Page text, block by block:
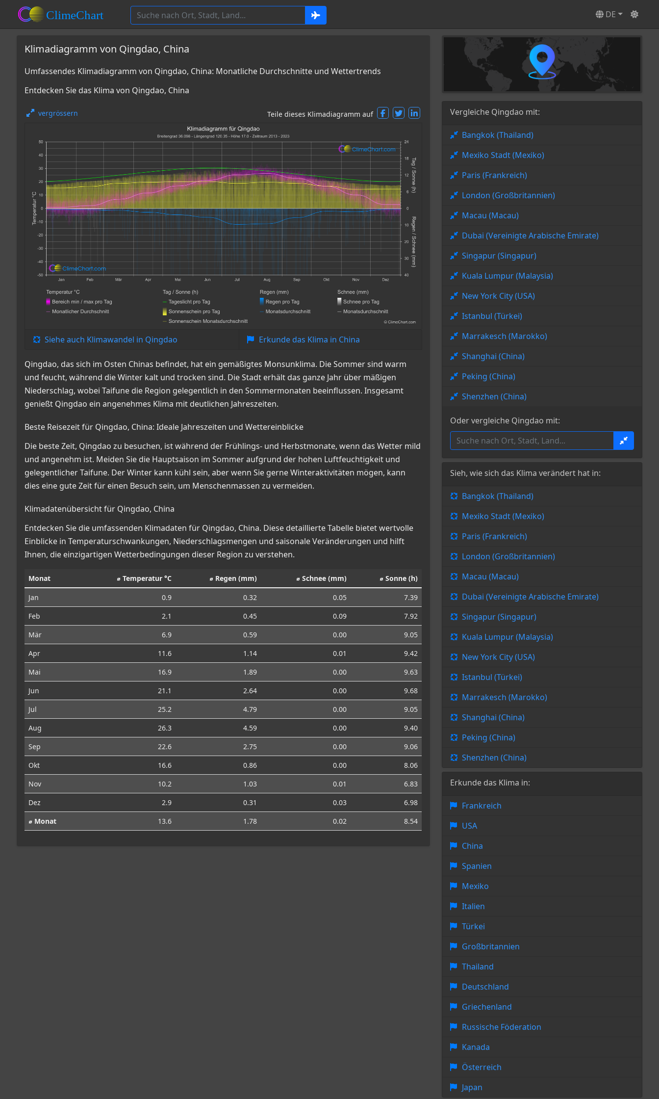
DE
Klimadiagramm von Qingdao, China
Umfassendes Klimadiagramm von Qingdao, China: Monatliche Durchschnitte und Wettertrends
Entdecken Sie das Klima von Qingdao, China
vergrössern Teile dieses Klimadiagramm auf
Siehe auch Klimawandel in Qingdao Erkunde das Klima in China
Qingdao, das sich im Osten Chinas befindet, hat ein gemäßigtes Monsunklima. Die Sommer sind warm
und feucht, während die Winter kalt und trocken sind. Die Stadt erhält das ganze Jahr über mäßigen
Niederschlag, wobei Taifune die Region gelegentlich in den Sommermonaten beeinflussen. Insgesamt
genießt Qingdao ein angenehmes Klima mit deutlichen Jahreszeiten.
Beste Reisezeit für Qingdao, China: Ideale Jahreszeiten und Wettereinblicke
Die beste Zeit, Qingdao zu besuchen, ist während der Frühlings- und Herbstmonate, wenn das Wetter mild
und angenehm ist. Meiden Sie die Hauptsaison im Sommer aufgrund der hohen Luftfeuchtigkeit und
gelegentlicher Taifune. Der Winter kann kühl sein, aber wenn Sie gerne Winteraktivitäten mögen, kann
dies eine gute Zeit für einen Besuch sein, um Menschenmassen zu vermeiden.
Klimadatenübersicht für Qingdao, China
Entdecken Sie die umfassenden Klimadaten für Qingdao, China. Diese detaillierte Tabelle bietet wertvolle
Einblicke in Temperaturschwankungen, Niederschlagsmengen und saisonale Veränderungen und hilft
Ihnen, die einzigartigen Wetterbedingungen dieser Region zu verstehen.
Monat ⌀ Temperatur °C ⌀ Regen (mm) ⌀ Schnee (mm) ⌀ Sonne (h)
Jan 0.9 0.32 0.05
7.39
Feb
2.1 0.45 0.09
7.92
Mär
6.9 0.59 0.00
9.05
Apr
11.6 1.14 0.01
9.42
Mai
16.9 1.89 0.00
9.63
Jun
21.1 2.64 0.00
9.68
Jul
25.2 4.79 0.00
9.05
Aug
26.3 4.59 0.00
9.40
Sep
22.6 2.75 0.00
9.06
Okt
16.6 0.86 0.00
8.06
Nov
10.2 1.03 0.01
6.83
Dez
2.9 0.31 0.03
6.98
⌀ Monat
13.6 1.78 0.02 8.54
Vergleiche Qingdao mit:
Bangkok (Thailand)
Mexiko Stadt (Mexiko)
Paris (Frankreich)
London (Großbritannien)
Macau (Macau)
Dubai (Vereinigte Arabische Emirate)
Singapur (Singapur)
Kuala Lumpur (Malaysia)
New York City (USA)
Istanbul (Türkei)
Marrakesch (Marokko)
Shanghai (China)
Peking (China)
Shenzhen (China)
Oder vergleiche Qingdao mit:
Sieh, wie sich das Klima verändert hat in:
Bangkok (Thailand)
Mexiko Stadt (Mexiko)
Paris (Frankreich)
London (Großbritannien)
Macau (Macau)
Dubai (Vereinigte Arabische Emirate)
Singapur (Singapur)
Kuala Lumpur (Malaysia)
New York City (USA)
Istanbul (Türkei)
Marrakesch (Marokko)
Shanghai (China)
Peking (China)
Shenzhen (China)
Erkunde das Klima in:
Frankreich
USA
China
Spanien
Mexiko
Italien
Türkei
Großbritannien
Thailand
Deutschland
Griechenland
Russische Föderation
Kanada
Österreich
Japan